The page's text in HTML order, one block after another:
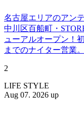
名古屋エリアのアン
中川区百船町・
ューアルオープン！
までのナイター営業。
2
LIFE STYLE
Aug 07. 2026 up